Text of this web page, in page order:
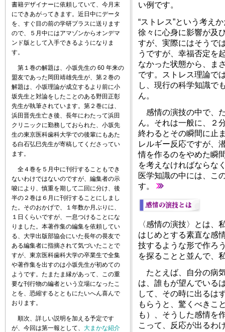
書籍デザイナーに依頼していて、今月末
にできあがってきます。近日中にデータ
を、すぐ目の前の学研プラスに送ります
ので、５月中にはアマゾンからオンデマ
ンド版として入手できるようになりま
す。
第１巻の解題は、小坂先生の 60 年来の
盟友であった岡田靖雄先生が、第２巻の
解題は、小坂理論が成立するより前に小
坂先生と対論をしたことのある野田正彰
先生が執筆されています。第２巻には、
浜田晋先生亡き後、長年にわたって浜田
クリニックに勤務しておられた、小坂先
生の東京医科歯科大学での後輩にもあた
る白石弘巳先生が寄稿してくださってい
ます。
全４巻を５月中に刊行することもでき
ないわけではないのですが、編集者の示
唆により、慎重を期して二回に分け、後
半の２巻は６月に刊行することにしまし
た。そのおかげで、１年数か月ぶりに、
１日くらいですが、一息つけることにな
りました。本著作集の編集を依頼してい
る、大学出版部協会にいた長年の畏友で
ある編集者に指摘されて気づいたことで
すが、東京医科歯科大学の卒業生で全集
や著作集を出すのは小坂先生が初めての
ようです。たまたま縁があって、この重
要な刊行物の編者という立場になったこ
とを、恐縮するとともにたいへん喜んで
おります。
順次、詳しい説明を加える予定です
が、今回は第一報として、 大まかな紹介
い例です。
“ストレス”という考え
徐々に心身に影響が及
すが、実際にはそうで
うですが、幸福否定を
なかった状態から、ま
です。ストレス理論で
し、現行の科学知識で
ん。
感情の演技の中で、
ん。それは一般に、２
終わるとその瞬間に止
レルギー反応ですが、
情を作るのをやめた瞬
を考えなければならな
医学知識の中には、こ
す。
〈感情の演技〉とは、
はじめとする素直な感
技するような形で作ろ
を探ることと並んで、
たとえば、自分の病
は、誰もが望んでいる
して、その時に出るは
もらうと、驚くべきこ
も）、そうした感情を
こって、反応が出るわ